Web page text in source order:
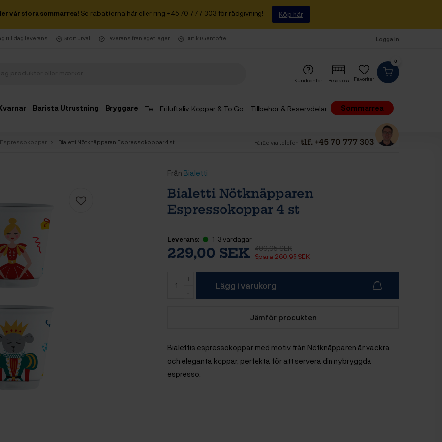
vår stora sommarrea! Se rabatterna här eller ring +45 70 777 303 för rådgivning! Köp här
till dag leverans Stort urval Leverans från eget lager Butik i Gentofte Logga in
0
Favoriter
Kundcenter Besök oss
Barista Utrustning Bryggare Te Friluftsliv, Koppar & To Go Tillbehör & Reservdelar Sommarrea
Espressokoppar Bialetti Nötknäpparen Espressokoppar 4 st Få råd via telefon tlf. +45 70 777 303
Från Bialetti
Bialetti Nötknäpparen
Espressokoppar 4 st
Leverans: 1-3 vardagar
229,00 SEK 489,95 SEK
Spara 260,95 SEK
Lägg i varukorg
Jämför produkten
Bialettis espressokoppar med motiv från Nötknäpparen är vackra
och eleganta koppar, perfekta för att servera din nybryggda
espresso.